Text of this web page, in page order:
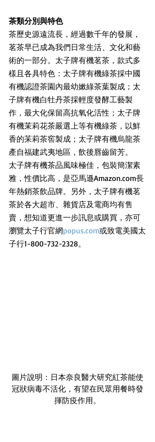
茶類分別與特色
茶歷史源遠流長，經過數千年的發展，
茗茶早已成為我們日常生活、文化和藝
術的一部分。太子牌有機茗茶，款式多
樣且各具特色：太子牌有機綠茶採中國
有機認證茶園內最幼嫰綠茶葉製成；太
子牌有機白牡丹茶採輕度發酵工藝製
作，最大化保留高抗氧化活性；太子牌
有機茉莉花茶嚴選上等有機綠茶，以鮮
香的苿莉茶窖製成；太子牌有機烏龍茶
產自福建武夷地區，飲後唇齒留芳。
太子牌有機茶品風味極佳，包裝簡潔素
雅，性價比高，是亞馬遜Amazon.com長
年熱銷茶飲品牌。另外，太子牌有機茗
茶於各大超市、雜貨店及電商均有售
賣，想知道更進一步訊息或購買，亦可
瀏覽太子行官網popus.com或致電美國太
子行1-800-732-2328。
圖片說明：日本奈良醫大研究紅茶能使
冠狀病毒不活化，有望在民眾用餐時發
揮防疫作用。